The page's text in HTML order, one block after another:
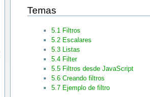
Temas
5.1 Filtros
5.2 Escalares
5.3 Listas
5.4 Filter
5.5 Filtros desde JavaScript
5.6 Creando filtros
5.7 Ejemplo de filtro